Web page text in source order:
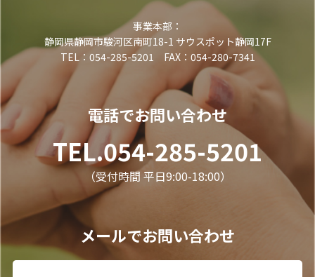
事業本部：
静岡県静岡市駿河区南町18-1 サウスポット静岡17F
TEL：054-285-5201 FAX：054-280-7341
電話でお問い合わせ
TEL.054-285-5201
（受付時間 平日9:00-18:00）
メールでお問い合わせ